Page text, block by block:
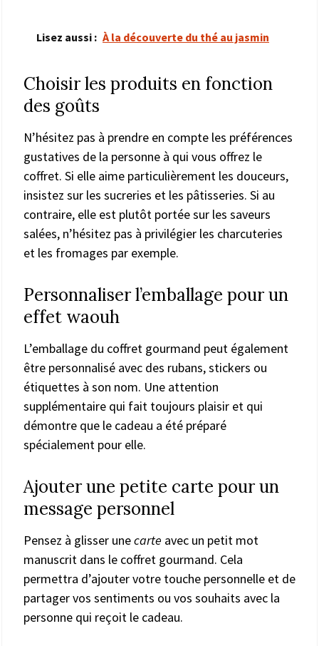
Lisez aussi : À la découverte du thé au jasmin
Choisir les produits en fonction
des goûts
N’hésitez pas à prendre en compte les préférences
gustatives de la personne à qui vous offrez le
coffret. Si elle aime particulièrement les douceurs,
insistez sur les sucreries et les pâtisseries. Si au
contraire, elle est plutôt portée sur les saveurs
salées, n’hésitez pas à privilégier les charcuteries
et les fromages par exemple.
Personnaliser l’emballage pour un
effet waouh
L’emballage du coffret gourmand peut également
être personnalisé avec des rubans, stickers ou
étiquettes à son nom. Une attention
supplémentaire qui fait toujours plaisir et qui
démontre que le cadeau a été préparé
spécialement pour elle.
Ajouter une petite carte pour un
message personnel
Pensez à glisser unecarte avec un petit mot
manuscrit dans le coffret gourmand. Cela
permettra d’ajouter votre touche personnelle et de
partager vos sentiments ou vos souhaits avec la
personne qui reçoit le cadeau.